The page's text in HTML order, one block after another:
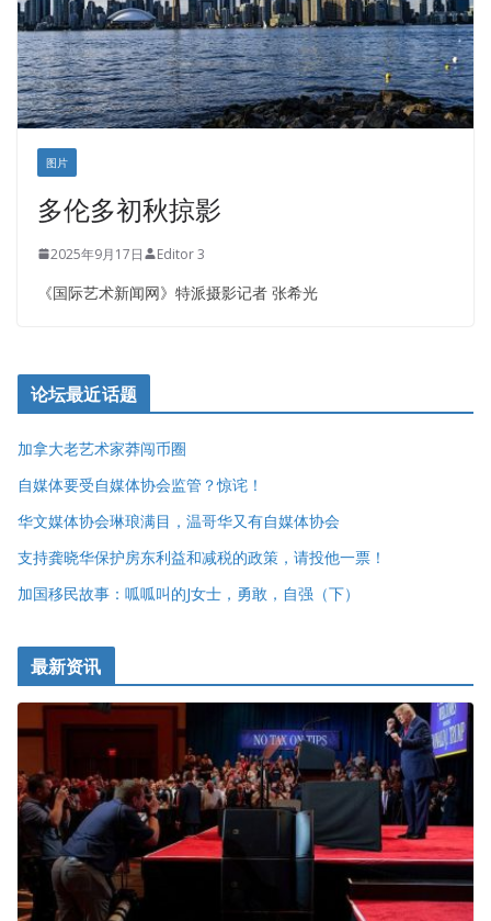
图片
多伦多初秋掠影
2025年9月17日 Editor 3
《国际艺术新闻网》特派摄影记者 张希光
论坛最近话题
加拿大老艺术家莽闯币圈
自媒体要受自媒体协会监管？惊诧！
华文媒体协会琳琅满目，温哥华又有自媒体协会
支持龚晓华保护房东利益和减税的政策，请投他一票！
加国移民故事：呱呱叫的J女士，勇敢，自强（下）
最新资讯